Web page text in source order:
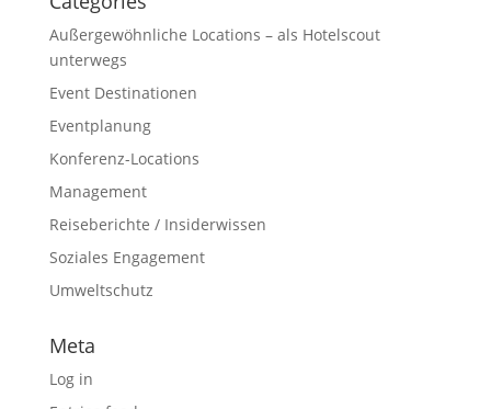
Außergewöhnliche Locations – als Hotelscout
unterwegs
Event Destinationen
Eventplanung
Konferenz-Locations
Management
Reiseberichte / Insiderwissen
Soziales Engagement
Umweltschutz
Meta
Log in